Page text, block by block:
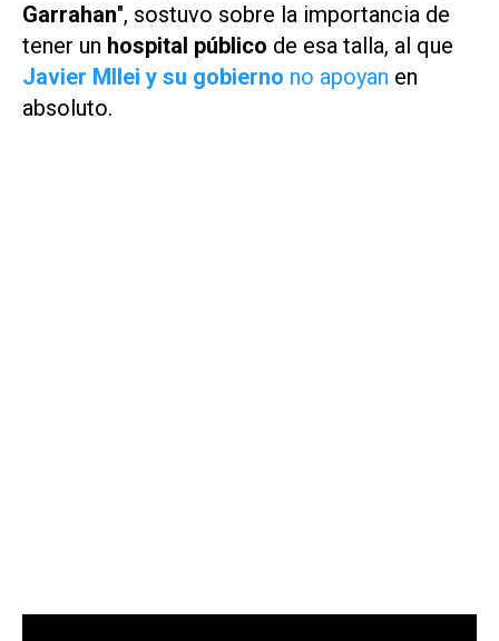
Garrahan", sostuvo sobre la importancia de
tener un hospital público de esa talla, al que
Javier MIlei y su gobierno no apoyan en
absoluto.